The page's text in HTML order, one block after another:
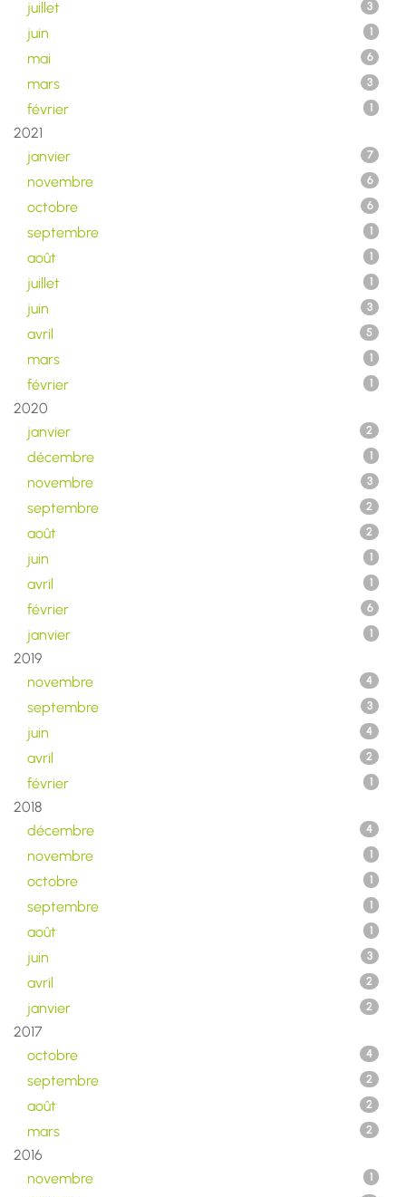
juillet 3
juin 1
mai 6
mars 3
février 1
2021
janvier
7
novembre 6
octobre 6
septembre 1
août 1
juillet 1
juin 3
avril 5
mars 1
février 1
2020
janvier
2
décembre 1
novembre 3
septembre 2
août 2
juin 1
avril 1
février 6
janvier 1
2019
novembre
4
septembre 3
juin 4
avril 2
février 1
2018
décembre
4
novembre 1
octobre 1
septembre 1
août 1
juin 3
avril 2
janvier 2
2017
octobre
4
septembre 2
août 2
mars 2
2016
novembre
1